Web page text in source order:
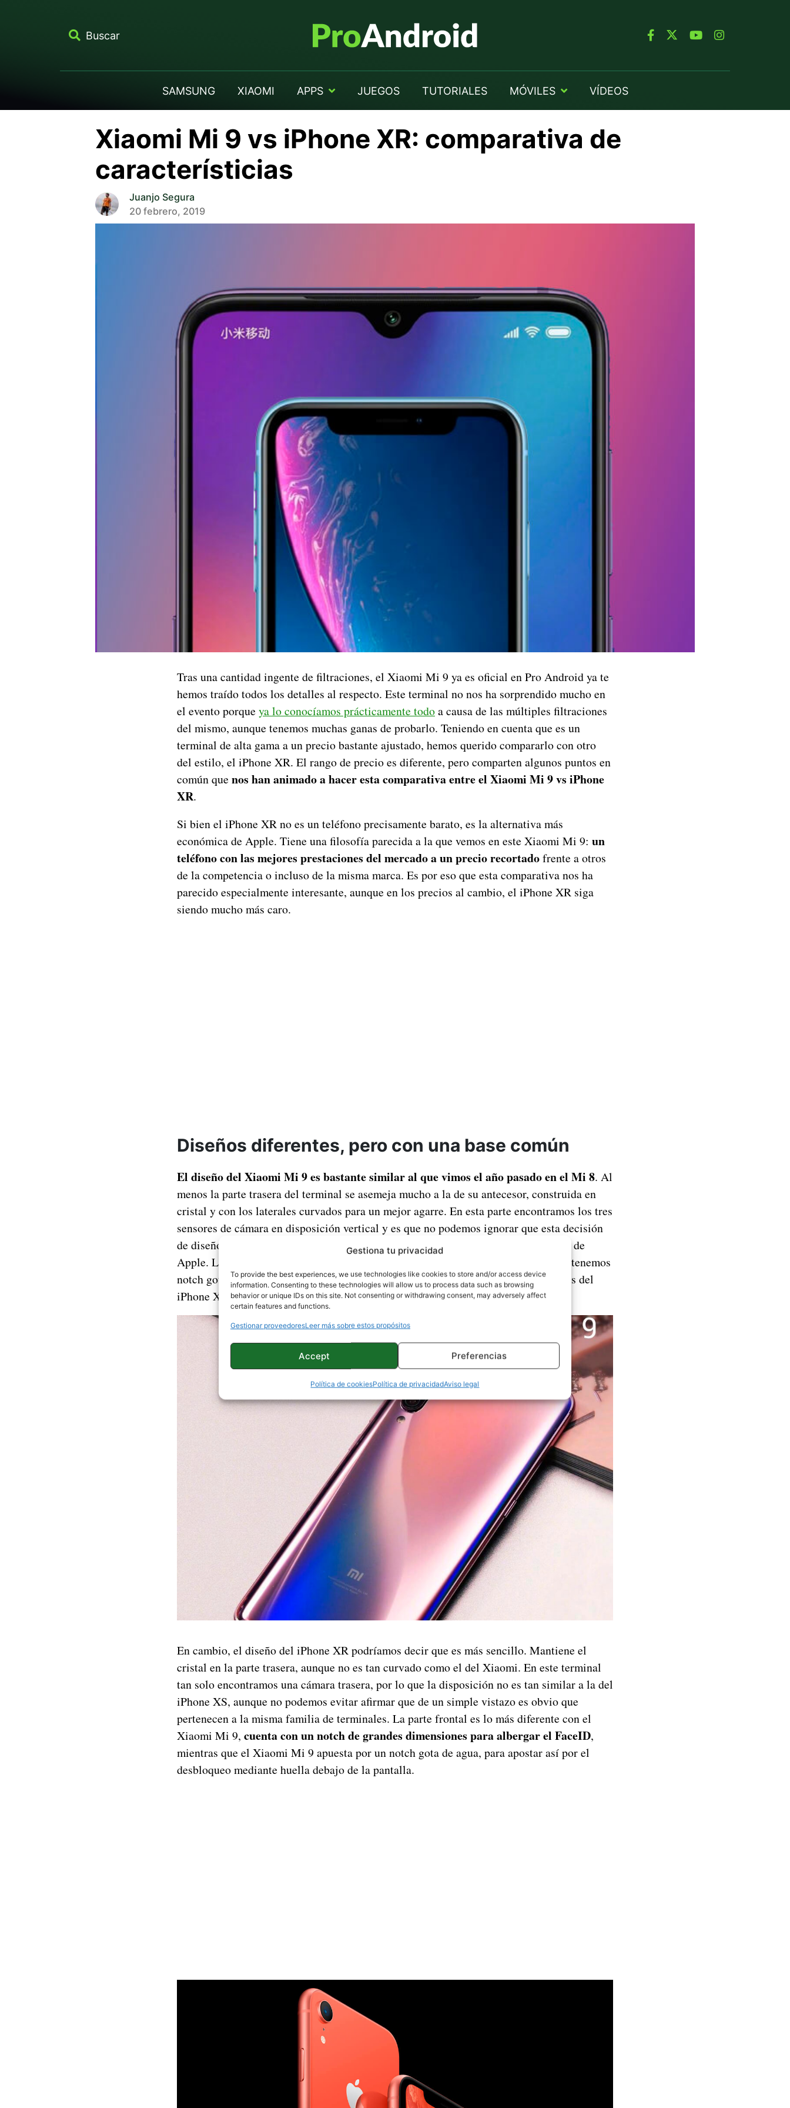
Gestiona tu privacidad
To provide the best experiences, we use technologies like cookies to store and/or access device
information. Consenting to these technologies will allow us to process data such as browsing
behavior or unique IDs on this site. Not consenting or withdrawing consent, may adversely affect
certain features and functions.
Gestionar proveedoresLeer más sobre estos propósitos
Accept Preferencias
Política de cookiesPolítica de privacidadAviso legal
Buscar
SAMSUNG XIAOMI APPS JUEGOS TUTORIALES MÓVILES VÍDEOS
Xiaomi Mi 9 vs iPhone XR: comparativa de
característicias
Juanjo Segura
20 febrero, 2019
Tras una cantidad ingente de filtraciones, el Xiaomi Mi 9 ya es oficial en Pro Android ya te
hemos traído todos los detalles al respecto. Este terminal no nos ha sorprendido mucho en
el evento porque ya lo conocíamos prácticamente todoa causa de las múltiples filtraciones
del mismo, aunque tenemos muchas ganas de probarlo. Teniendo en cuenta que es un
terminal de alta gama a un precio bastante ajustado, hemos querido compararlo con otro
del estilo, el iPhone XR. El rango de precio es diferente, pero comparten algunos puntos en
común que nos han animado a hacer esta comparativa entre el Xiaomi Mi 9 vs iPhone
XR.
Si bien el iPhone XR no es un teléfono precisamente barato, es la alternativa más
económica de Apple. Tiene una filosofía parecida a la que vemos en este Xiaomi Mi 9: un
teléfono con las mejores prestaciones del mercado a un precio recortadofrente a otros
de la competencia o incluso de la misma marca. Es por eso que esta comparativa nos ha
parecido especialmente interesante, aunque en los precios al cambio, el iPhone XR siga
siendo mucho más caro.
Diseños diferentes, pero con una base común
El diseño del Xiaomi Mi 9 es bastante similar al que vimos el año pasado en el Mi 8. Al
menos la parte trasera del terminal se asemeja mucho a la de su antecesor, construida en
cristal y con los laterales curvados para un mejor agarre. En esta parte encontramos los tres
sensores de cámara en disposición vertical y es que no podemos ignorar que esta decisión
de diseño, al igual que el año pasado, nos recuerda a lo que vemos en el iPhone XS de
Apple. La parte frontal podemos ver que sí que dista mucho de su antecesor, ahora tenemos
notch gota de agua y marcos más reducidos. Estos marcos son más apurados que los del
iPhone XR.
En cambio, el diseño del iPhone XR podríamos decir que es más sencillo. Mantiene el
cristal en la parte trasera, aunque no es tan curvado como el del Xiaomi. En este terminal
tan solo encontramos una cámara trasera, por lo que la disposición no es tan similar a la del
iPhone XS, aunque no podemos evitar afirmar que de un simple vistazo es obvio que
pertenecen a la misma familia de terminales. La parte frontal es lo más diferente con el
Xiaomi Mi 9, cuenta con un notch de grandes dimensiones para albergar el FaceID,
mientras que el Xiaomi Mi 9 apuesta por un notch gota de agua, para apostar así por el
desbloqueo mediante huella debajo de la pantalla.